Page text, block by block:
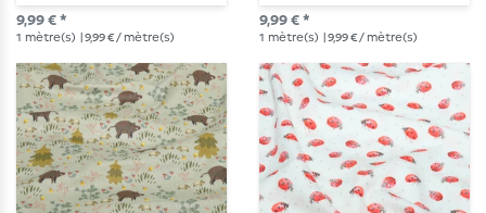
9,99 € *
1 mètre(s) | 9,99 € / mètre(s)
Bleu marine
9,99 € *
1 mètre(s) | 9,99 € / mètre(s)